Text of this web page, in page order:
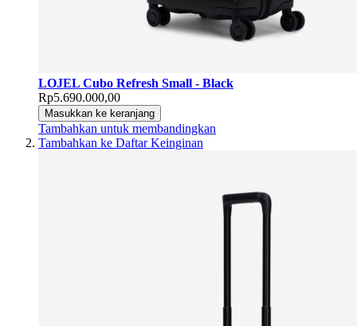
LOJEL Cubo Refresh Small - Black
Rp5.690.000,00
Masukkan ke keranjang
Tambahkan untuk membandingkan
Tambahkan ke Daftar Keinginan